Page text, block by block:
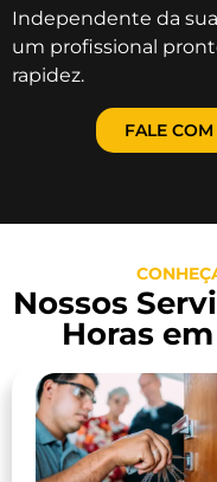
Independente da
um profissional
rapidez.
FALE
Nossos
Horas